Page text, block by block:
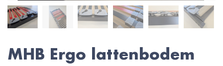
MHB Ergo lattenbodem